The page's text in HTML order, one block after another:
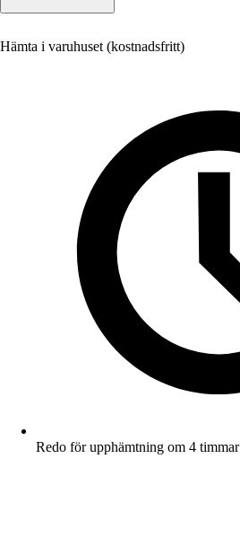
Hämta i varuhuset (kostnadsfritt)
Redo för upphämtning om 4 timmar